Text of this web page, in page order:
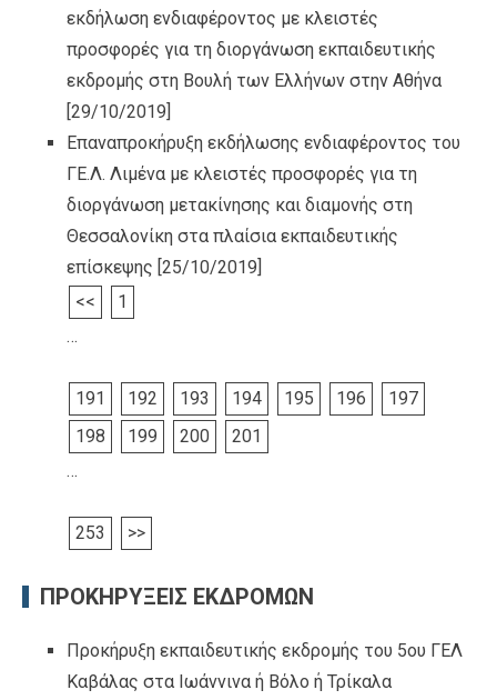
εκδήλωση ενδιαφέροντος με κλειστές
προσφορές για τη διοργάνωση εκπαιδευτικής
εκδρομής στη Βουλή των Ελλήνων στην Αθήνα
[29/10/2019]
Επαναπροκήρυξη εκδήλωσης ενδιαφέροντος του
ΓΕ.Λ. Λιμένα με κλειστές προσφορές για τη
διοργάνωση μετακίνησης και διαμονής στη
Θεσσαλονίκη στα πλαίσια εκπαιδευτικής
επίσκεψης [25/10/2019]
<<
1
…
191 192 193 194 195 196
197
198
199 200
201
…
253 >>
ΠΡΟΚΗΡΥΞΕΙΣ ΕΚΔΡΟΜΩΝ
Προκήρυξη εκπαιδευτικής εκδρομής του 5ου ΓΕΛ
Καβάλας στα Ιωάννινα ή Βόλο ή Τρίκαλα